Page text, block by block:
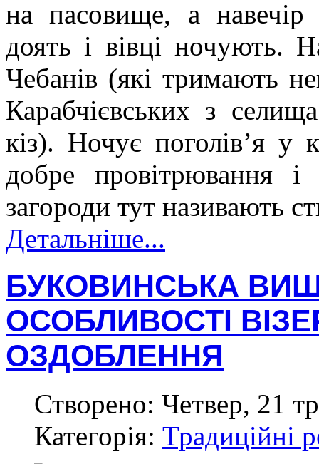
на пасовище, а навечір
доять і вівці ночують.
Чебанів (які тримають
Карабчієвських з
кіз). Ночує поголів’я у
добре провітрювання і
загороди тут називають
Детальніше...
БУКОВИНСЬКА
ОСОБЛИВОСТІ
ОЗДОБЛЕННЯ
Створено: Четвер, 21
Категорія: Традиційні